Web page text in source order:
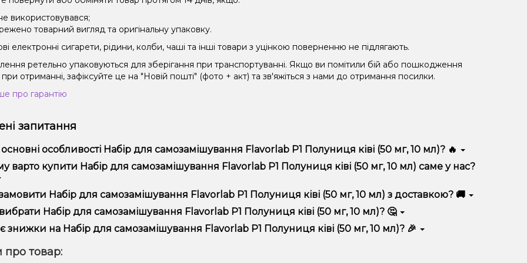
використовувався;
товарний вигляд та оригінальну упаковку.
електронні сигарети, рідини, колби, чаші та інші товари з уцінкою поверненню не підлягають.
ретельно упаковуються для зберігання при транспортуванні. Якщо ви помітили бій або пошкодження
отриманні, зафіксуйте це на "Новій пошті" (фото + акт) та зв'яжіться з нами до отримання посилки.
про гарантію
запитання
основні особливості Набір для самозамішування Flavorlab Р1 Полуниця ківі (50 мг, 10 мл)? 🔥
для самозамішування Flavorlab Р1 Полуниця ківі (50 мг, 10 мл) відрізняється високою якістю, зручністю
та надійністю.
варто купити Набір для самозамішування Flavorlab Р1 Полуниця ківі (50 мг, 10 мл) саме у нас?
тільки оригінальну продукцію, широкий асортимент, вигідні ціни та швидку доставку. Крім того, у нас
акції та знижки для клієнтів!
Набір для самозамішування Flavorlab Р1 Полуниця ківі (50 мг, 10 мл) з доставкою? 🚚
замовлення можна в кілька кліків:
Додайте Набір для самозамішування Flavorlab Р1 Полуниця ківі (50 мг, 10 мл) до кошика.
Виберіть зручний спосіб оплати та доставки.
Набір для самозамішування Flavorlab Р1 Полуниця ківі (50 мг, 10 мл)? 🤔
залежить від ваших уподобань – наприклад, якщо це кальян, враховуйте розмір, матеріал та тип чаші, якщо
– потужність та смак. Наші менеджери допоможуть підібрати ідеальний варіант.
знижки на Набір для самозамішування Flavorlab Р1 Полуниця ківі (50 мг, 10 мл)? 🎉
телеграм-каналі, щоб не проґавити вигідні пропозиції!
про товар: